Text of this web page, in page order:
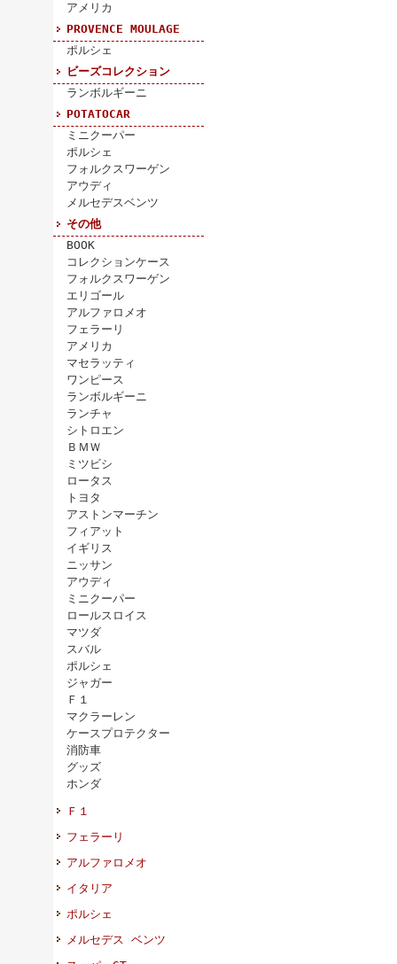
アメリカ
PROVENCE MOULAGE
ポルシェ
ビーズコレクション
ランボルギーニ
POTATOCAR
ミニクーパー
ポルシェ
フォルクスワーゲン
アウディ
メルセデスベンツ
その他
BOOK
コレクションケース
フォルクスワーゲン
エリゴール
アルファロメオ
フェラーリ
アメリカ
マセラッティ
ワンピース
ランボルギーニ
ランチャ
シトロエン
ＢＭＷ
ミツビシ
ロータス
トヨタ
アストンマーチン
フィアット
イギリス
ニッサン
アウディ
ミニクーパー
ロールスロイス
マツダ
スバル
ポルシェ
ジャガー
Ｆ１
マクラーレン
ケースプロテクター
消防車
グッズ
ホンダ
Ｆ１
フェラーリ
アルファロメオ
イタリア
ポルシェ
メルセデス ベンツ